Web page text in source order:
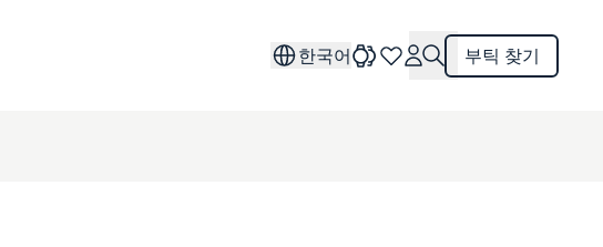
한국어 부틱 찾기